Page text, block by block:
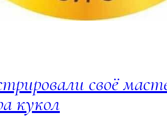
своё
кукол